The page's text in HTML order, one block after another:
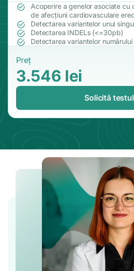
Acoperire a genelor asociate cu
de afecțiuni cardiovasculare
Detectarea variantelor unui
Detectarea INDELs (<=30pb)
Detectarea variantelor
Preț
3.546 lei
Solicită testul